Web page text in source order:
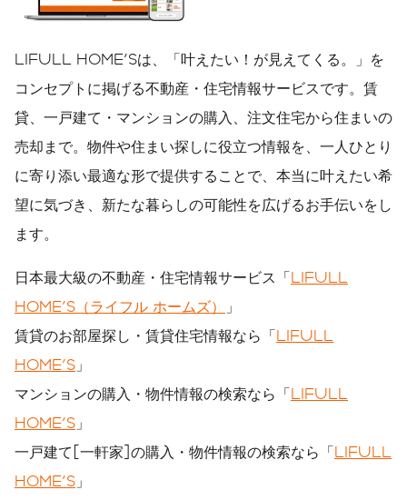
LIFULL HOME'Sは、「叶えたい！が見えてくる。」を
コンセプトに掲げる不動産・住宅情報サービスです。賃
貸、一戸建て・マンションの購入、注文住宅から住まいの
売却まで。物件や住まい探しに役立つ情報を、一人ひとり
に寄り添い最適な形で提供することで、本当に叶えたい希
望に気づき、新たな暮らしの可能性を広げるお手伝いをし
ます。
日本最大級の不動産・住宅情報サービス「LIFULL
HOME'S（ライフル ホームズ）
」
賃貸のお部屋探し・賃貸住宅情報なら「LIFULL
HOME'S 」
マンションの購入・物件情報の検索なら「LIFULL
HOME'S 」
一戸建て[一軒家]の購入・物件情報の検索なら「LIFULL
HOME'S 」